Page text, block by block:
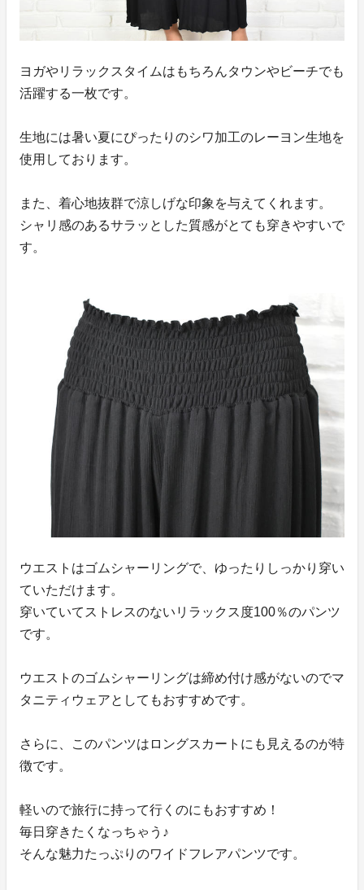
ヨガやリラックスタイムはもちろんタウンやビーチでも
活躍する一枚です。
生地には暑い夏にぴったりのシワ加工のレーヨン生地を
使用しております。
また、着心地抜群で涼しげな印象を与えてくれます。
シャリ感のあるサラッとした質感がとても穿きやすいで
す。
ウエストはゴムシャーリングで、ゆったりしっかり穿い
ていただけます。
穿いていてストレスのないリラックス度100％のパンツ
です。
ウエストのゴムシャーリングは締め付け感がないのでマ
タニティウェアとしてもおすすめです。
さらに、このパンツはロングスカートにも見えるのが特
徴です。
軽いので旅行に持って行くのにもおすすめ！
毎日穿きたくなっちゃう♪
そんな魅力たっぷりのワイドフレアパンツです。